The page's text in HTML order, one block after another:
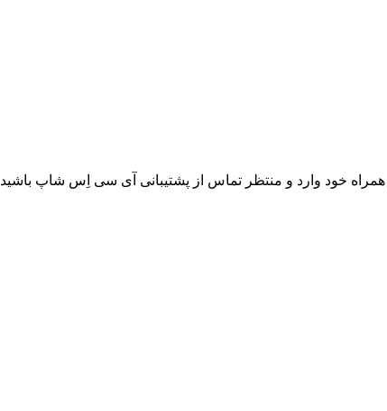
خود وارد و منتظر تماس از پشتیبانی آی سی اِس شاپ باشید